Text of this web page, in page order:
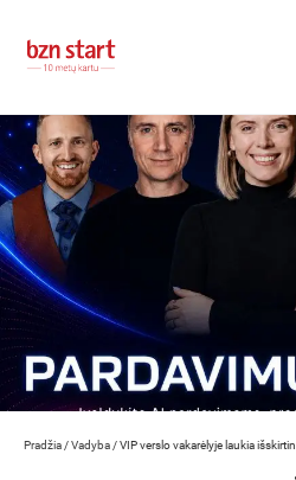
Pradžia /Vadyba /VIP verslo vakarėlyje laukia